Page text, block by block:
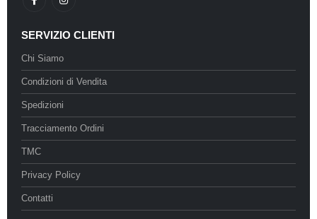
SERVIZIO CLIENTI
Chi Siamo
Condizioni di Vendita
Spedizioni
Tracciamento Ordini
TMC
Privacy Policy
Contatti